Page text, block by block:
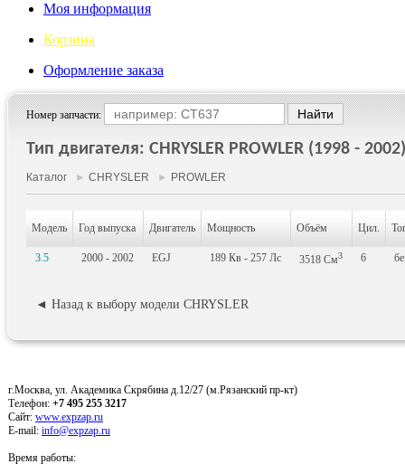
Моя информация
Корзина
Оформление заказа
Номер запчасти:
Тип двигателя: CHRYSLER PROWLER (1998 - 2002)
Каталог ► CHRYSLER ► PROWLER
Модель Год выпуска Двигатель Мощность Объём Цил.
3.5 2000 - 2002 EGJ 189 Кв - 257 Лс 3518 См3 6
◄ Назад к выбору модели CHRYSLER
г.Москва, ул. Академика Скрябина д.12/27 (м.Рязанский пр-кт)
Телефон: +7 495 255 3217
Сайт: www.expzap.ru
E-mail: info@expzap.ru
Время работы: